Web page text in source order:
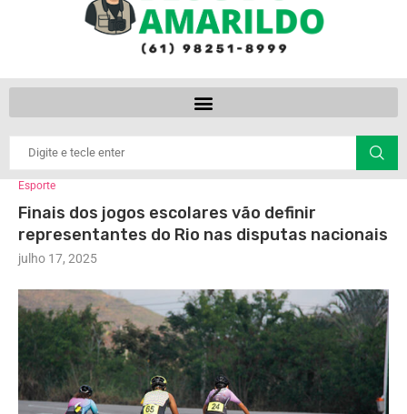
Esporte
Finais dos jogos escolares vão definir
representantes do Rio nas disputas nacionais
julho 17, 2025